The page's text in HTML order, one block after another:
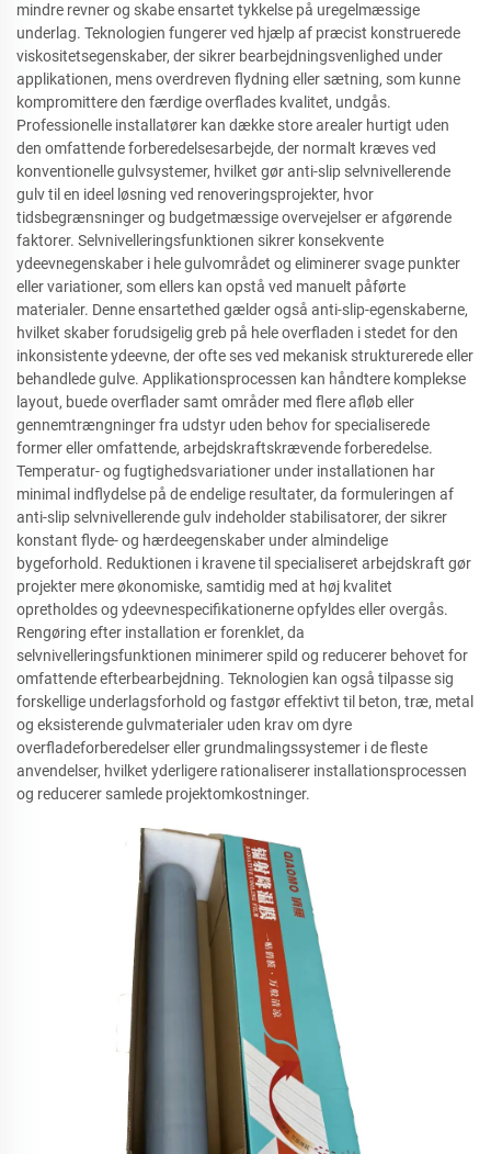
mindre revner og skabe ensartet tykkelse på uregelmæssige
underlag. Teknologien fungerer ved hjælp af præcist konstruerede
viskositetsegenskaber, der sikrer bearbejdningsvenlighed under
applikationen, mens overdreven flydning eller sætning, som kunne
kompromittere den færdige overflades kvalitet, undgås.
Professionelle installatører kan dække store arealer hurtigt uden
den omfattende forberedelsesarbejde, der normalt kræves ved
konventionelle gulvsystemer, hvilket gør anti-slip selvnivellerende
gulv til en ideel løsning ved renoveringsprojekter, hvor
tidsbegrænsninger og budgetmæssige overvejelser er afgørende
faktorer. Selvnivelleringsfunktionen sikrer konsekvente
ydeevnegenskaber i hele gulvområdet og eliminerer svage punkter
eller variationer, som ellers kan opstå ved manuelt påførte
materialer. Denne ensartethed gælder også anti-slip-egenskaberne,
hvilket skaber forudsigelig greb på hele overfladen i stedet for den
inkonsistente ydeevne, der ofte ses ved mekanisk strukturerede eller
behandlede gulve. Applikationsprocessen kan håndtere komplekse
layout, buede overflader samt områder med flere afløb eller
gennemtrængninger fra udstyr uden behov for specialiserede
former eller omfattende, arbejdskraftskrævende forberedelse.
Temperatur- og fugtighedsvariationer under installationen har
minimal indflydelse på de endelige resultater, da formuleringen af
anti-slip selvnivellerende gulv indeholder stabilisatorer, der sikrer
konstant flyde- og hærdeegenskaber under almindelige
bygeforhold. Reduktionen i kravene til specialiseret arbejdskraft gør
projekter mere økonomiske, samtidig med at høj kvalitet
opretholdes og ydeevnespecifikationerne opfyldes eller overgås.
Rengøring efter installation er forenklet, da
selvnivelleringsfunktionen minimerer spild og reducerer behovet for
omfattende efterbearbejdning. Teknologien kan også tilpasse sig
forskellige underlagsforhold og fastgør effektivt til beton, træ, metal
og eksisterende gulvmaterialer uden krav om dyre
overfladeforberedelser eller grundmalingssystemer i de fleste
anvendelser, hvilket yderligere rationaliserer installationsprocessen
og reducerer samlede projektomkostninger.